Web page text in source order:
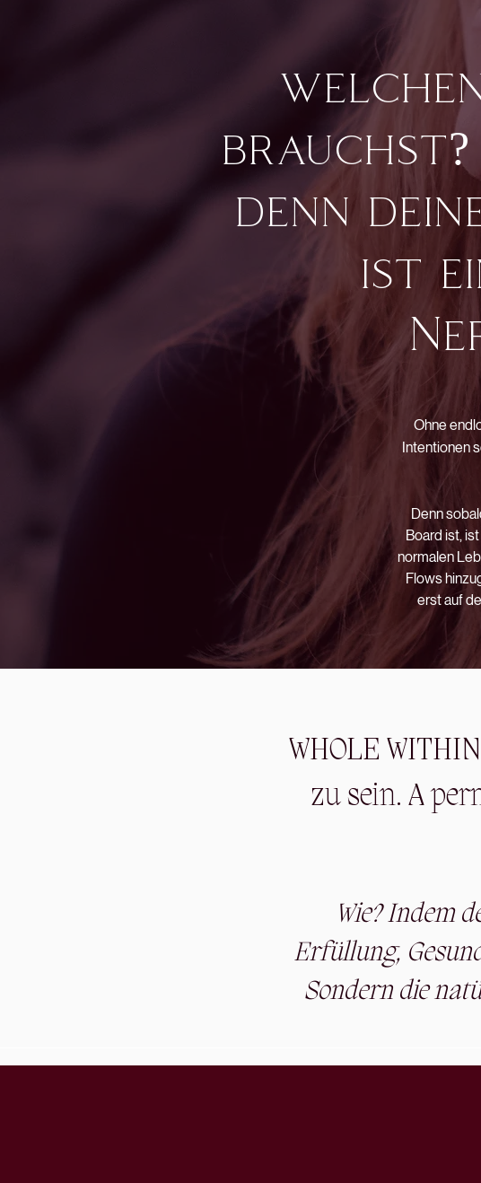
brauchst?
denn
ist
Ohne
Intentionen
Denn
Board ist,
normalen
Flows
erstauf
WHOLE
zu sein. A
Wie? Indem
Erfüllung,
Sondern die